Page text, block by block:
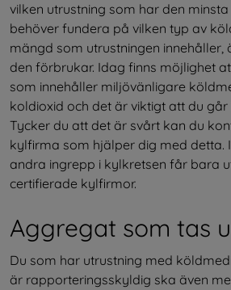
vilken utrustning som har den
behöver fundera på vilken typ av
mängd som utrustningen innehåller,
den förbrukar. Idag finns möjlighet
som innehåller miljövänligare
koldioxid och det är viktigt att du
Tycker du att det är svårt kan du
kylfirma som hjälper dig med detta.
andra ingrepp i kylkretsen får bara
certifierade kylfirmor.
Aggregat som tas
Du som har utrustning med
är rapporteringsskyldig ska även